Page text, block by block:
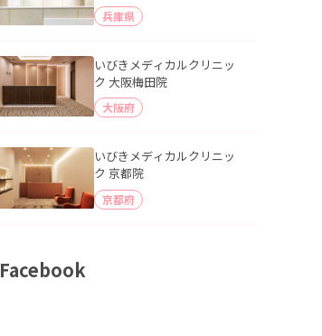
兵庫県
いびきメディカルクリニッ
ク 大阪梅田院
大阪府
いびきメディカルクリニッ
ク 京都院
京都府
Facebook